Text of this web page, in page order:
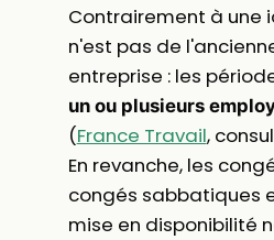
Contrairement à une
n'est pas de
entreprise : les
un ou plusieurs
(France Travail,
En revanche, les
congés sabbatiques
mise en disponibilité